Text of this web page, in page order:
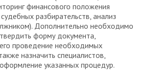
финансового положения
разбирательств, анализ
Дополнительно необходимо
форму документа,
проведение необходимых
назначить специалистов,
указанных процедур.